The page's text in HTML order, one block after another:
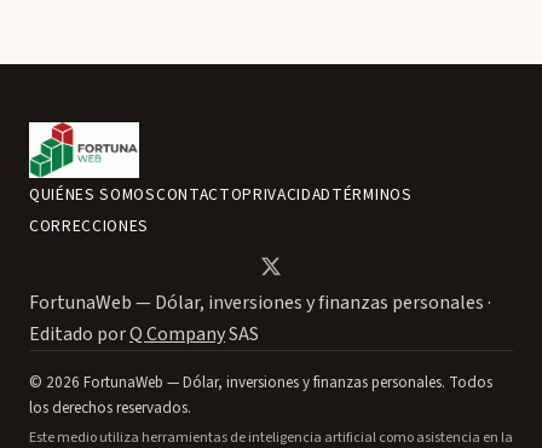
QUIÉNES SOMOSCONTACTOPRIVACIDADTÉRMINOS
CORRECCIONES
FortunaWeb — Dólar, inversiones y finanzas personales ·
Editado porQ CompanySAS
© 2026 FortunaWeb — Dólar, inversiones y finanzas personales. Todos
los derechos reservados.
Este medio utiliza herramientas de inteligencia artificial como asistencia en la